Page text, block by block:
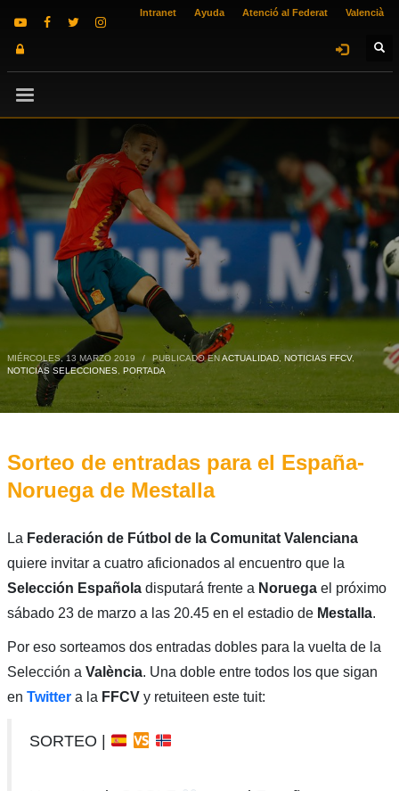
Intranet Ayuda Atenció al Federat Valencià
MIÉRCOLES, 13 MARZO 2019 / PUBLICADO ENACTUALIDAD, NOTICIAS FFCV,
NOTICIAS SELECCIONES, PORTADA
Sorteo de entradas para el España-
Noruega de Mestalla
La Federación de Fútbol de la Comunitat Valenciana
quiere invitar a cuatro aficionados al encuentro que la
Selección Española disputará frente a Noruegael próximo
sábado 23 de marzo a las 20.45 en el estadio de Mestalla.
Por eso sorteamos dos entradas dobles para la vuelta de la
Selección a València. Una doble entre todos los que sigan
en Twittera la FFCVy retuiteen este tuit:
SORTEO |